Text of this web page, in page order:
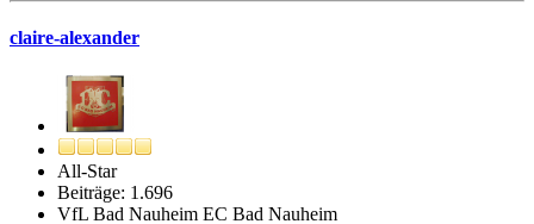
claire-alexander
All-Star
Beiträge: 1.696
VfL Bad Nauheim EC Bad Nauheim